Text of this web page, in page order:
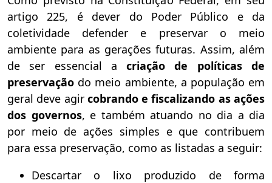
artigo 225, é dever do Poder Público e da
coletividade defender e preservar o meio
ambiente para as gerações futuras. Assim, além
de ser essencial acriação de políticas de
preservação do meio ambiente, a população em
geral deve agir cobrando e fiscalizando as ações
dos governos, e também atuando no dia a dia
por meio de ações simples e que contribuem
para essa preservação, como as listadas a seguir:
Descartar o lixo produzido de forma